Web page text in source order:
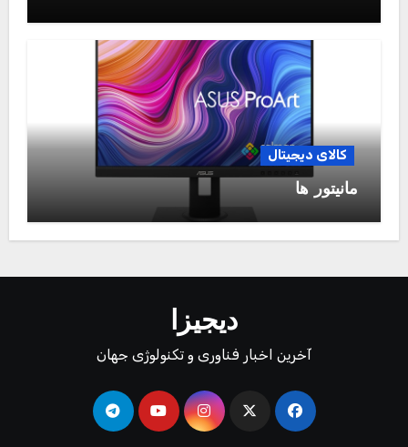
کالای دیجیتال
مانیتور ها
دیجیزا
آخرین اخبار فناوری و تکنولوژی جهان